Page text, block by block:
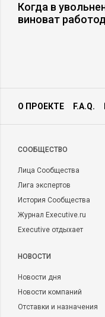
Когда в
виноват
О ПРОЕКТЕ F.A.Q.
CООБЩЕСТВО
Лица Сообщества
Лига экспертов
История Сообщества
Журнал Executive.ru
Executive отдыхает
НОВОСТИ
Новости дня
Новости компаний
Отставки и назначения